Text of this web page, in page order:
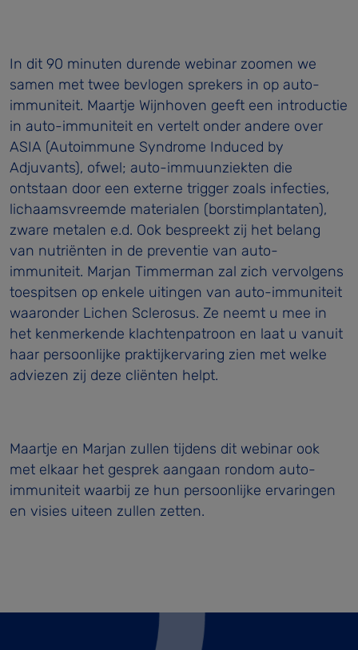
In dit 90 minuten durende webinar zoomen we
samen met twee bevlogen sprekers in op auto-
immuniteit. Maartje Wijnhoven geeft een introductie
in auto-immuniteit en vertelt onder andere over
ASIA (Autoimmune Syndrome Induced by
Adjuvants), ofwel; auto-immuunziekten die
ontstaan door een externe trigger zoals infecties,
lichaamsvreemde materialen (borstimplantaten),
zware metalen e.d. Ook bespreekt zij het belang
van nutriënten in de preventie van auto-
immuniteit. Marjan Timmerman zal zich vervolgens
toespitsen op enkele uitingen van auto-immuniteit
waaronder Lichen Sclerosus. Ze neemt u mee in
het kenmerkende klachtenpatroon en laat u vanuit
haar persoonlijke praktijkervaring zien met welke
adviezen zij deze cliënten helpt.
Maartje en Marjan zullen tijdens dit webinar ook
met elkaar het gesprek aangaan rondom auto-
immuniteit waarbij ze hun persoonlijke ervaringen
en visies uiteen zullen zetten.